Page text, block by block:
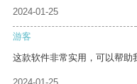
2024-01-25
游客
这款软件非常实用，可以帮助